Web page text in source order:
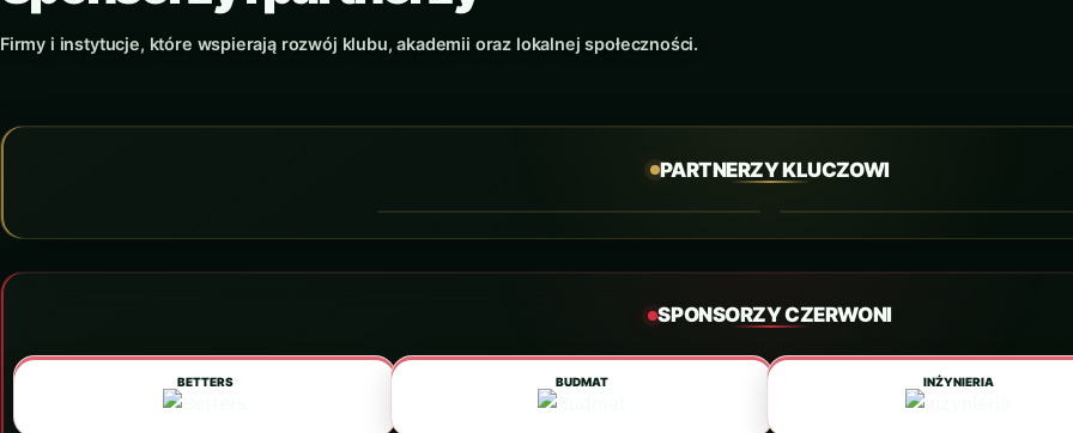
Firmy i instytucje, które wspierają rozwój klubu, akademii oraz lokalnej społeczności.
PARTNERZY KLUCZOWI
PARTNER GŁÓWNY PARTNER STRATEGICZNY
SPONSORZY CZERWONI
BETTERS BUDMAT INŻYNIERIA